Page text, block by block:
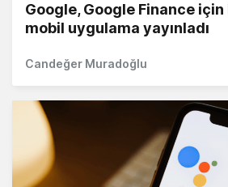
Google, Google Finance için
mobil uygulama yayınladı
Candeğer Muradoğlu